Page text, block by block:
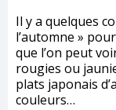
Il y a quelques
l’automne »
que l’on peut
rougies ou
plats japonais
couleurs…